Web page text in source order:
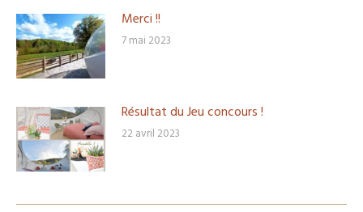
Merci !!
7 mai 2023
Résultat du Jeu concours !
22 avril 2023